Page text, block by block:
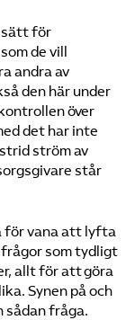
sätt för
de vill
andra av
den här under
över
det har inte
ström av
står
för vana att lyfta
som tydligt
allt för att göra
Synen på och
sådan fråga.